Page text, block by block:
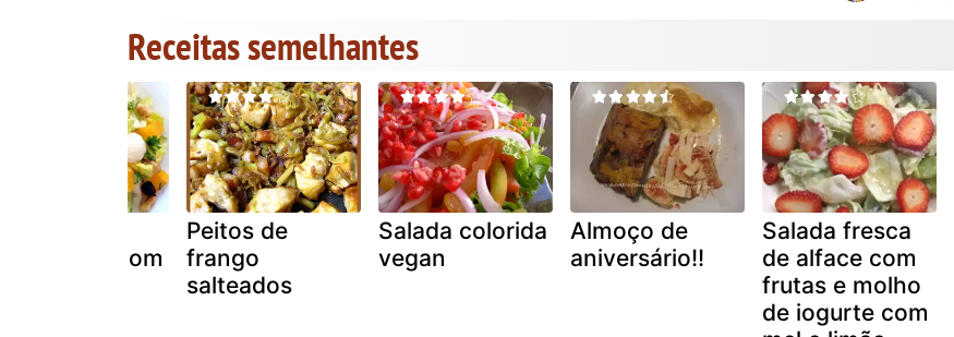
Receitas semelhantes
flor com
Peitos de
frango
salteados
Salada colorida
vegan
Almoço de
aniversário!!
Salada fresca
de alface com
frutas e molho
de iogurte com